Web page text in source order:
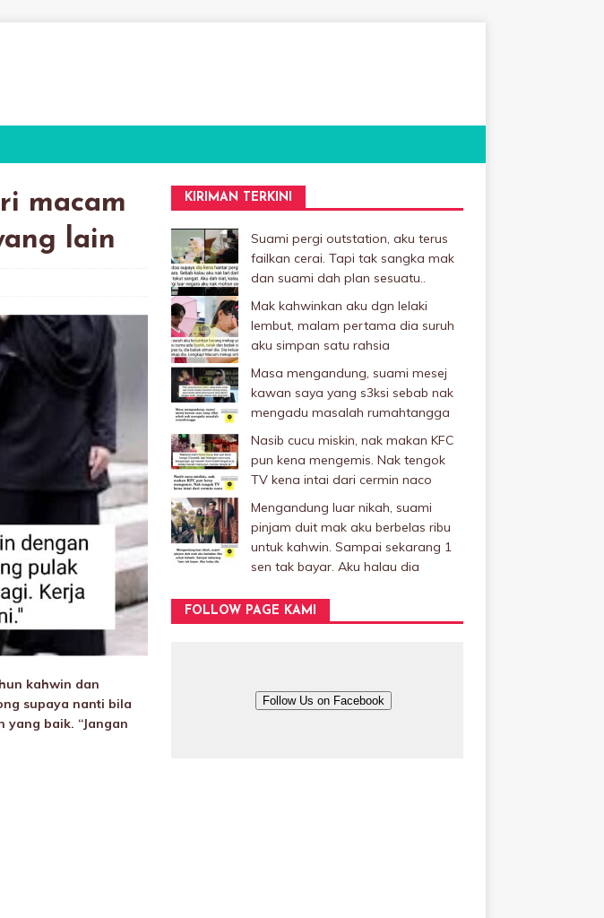
macam
lain
kahwin dan
supaya nanti bila
baik. “Jangan
KIRIMAN TERKINI
Suami pergi outstation, aku terus
failkan cerai. Tapi tak sangka mak
dan suami dah plan sesuatu..
Mak kahwinkan aku dgn lelaki
Iembut, malam pertama dia suruh
aku simpan satu rahsia
Masa mengandung, suami mesej
kawan saya yang s3ksi sebab nak
mengadu masalah rumahtangga
Nasib cucu miskin, nak makan KFC
pun kena mengemis. Nak tengok
TV kena intai dari cermin naco
Mengandung luar nikah, suami
pinjam duit mak aku berbelas ribu
untuk kahwin. Sampai sekarang 1
sen tak bayar. Aku halau dia
FOLLOW PAGE KAMI
Follow Us on Facebook